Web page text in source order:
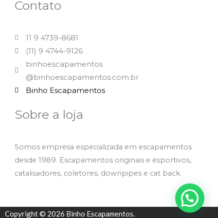
Contato
11 9 4739-8681
(11) 9 4744-9126
binhoescapamentos
@binhoescapamentos.com.br
Binho Escapamentos
Sobre a loja
Somos empresa especializada em escapamentos
desde 1989. Escapamentos originais e esportivos,
catalisadores, coletores, downpipes e cat back.
Copyright © 2026 Binho Escapamentos.